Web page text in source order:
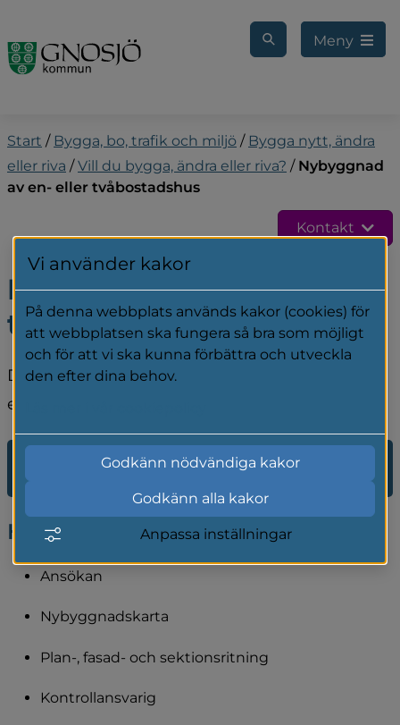
Meny
Start / Bygga, bo, trafik och miljö / Bygga nytt, ändra
eller riva / Vill du bygga, ändra eller riva? / Nybyggnad
av en- eller tvåbostadshus
Kontakt
Nybyggnad av en- eller
tvåbostadshus
Det krävs alltid bygglov för att uppföra ett nytt
en- eller tvåbostadshus.
Kontakta samhällsbyggnadsförvaltningen på
Handlingar du behöver skicka in:
Ansökan
Nybyggnadskarta
Plan-, fasad- och sektionsritning
Kontrollansvarig
Vi använder kakor
På denna webbplats används kakor (cookies) för
att webbplatsen ska fungera så bra som möjligt
och för att vi ska kunna förbättra och utveckla
den efter dina behov.
Godkänn nödvändiga kakor
Godkänn alla kakor
Anpassa inställningar